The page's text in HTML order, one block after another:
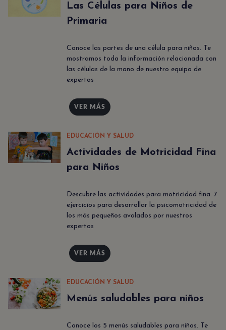
Las Células para Niños de
Primaria
Conoce las partes de una célula para niños. Te
mostramos toda la información relacionada con
las células de la mano de nuestro equipo de
expertos
VER MÁS
EDUCACIÓN Y SALUD
Actividades de Motricidad Fina
para Niños
Descubre las actividades para motricidad fina. 7
ejercicios para desarrollar la psicomotricidad de
los más pequeños avalados por nuestros
expertos
VER MÁS
EDUCACIÓN Y SALUD
Menús saludables para niños
Conoce los 5 menús saludables para niños. Te